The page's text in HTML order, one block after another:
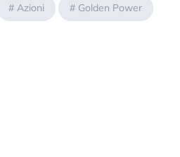
# Azioni # Golden Power